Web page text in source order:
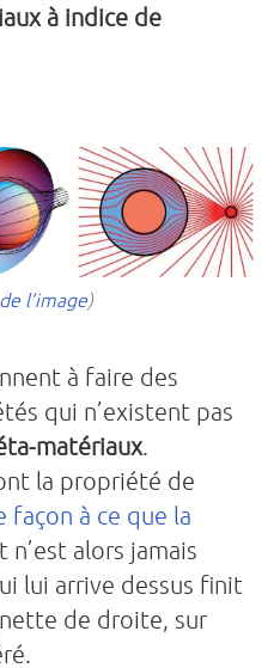
à indice de
l’image)
à faire des
qui n’existent pas
matériaux.
la propriété de
façon à ce que la
n’est alors jamais
lui arrive dessus finit
de droite, sur